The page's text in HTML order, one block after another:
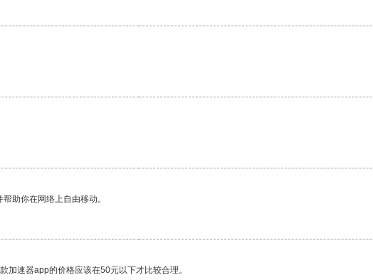
助你在网络上自由移动。
加速器app的价格应该在50元以下才比较合理。